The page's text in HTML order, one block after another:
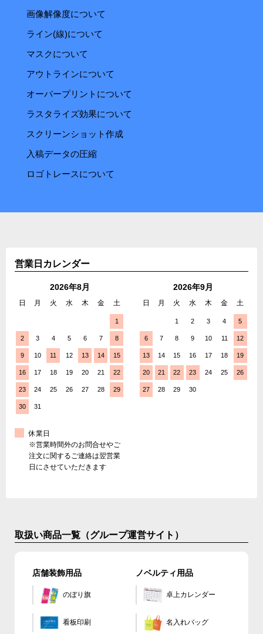
画像解像度について
ライン(線)について
マスクについて
アウトラインについて
オーバープリントについて
ラスタライズ効果について
スクリーンショット作成
入稿データの圧縮
ロゴトレースについて
営業日カレンダー
2026年8月
日 月 火 水 木 金 土
1
2 3 4 5 6 7 8
9 10 11 12 13 14 15
16 17 18 19 20 21 22
23 24 25 26 27 28 29
30 31
2026年9月
日 月 火 水 木 金 土
1 2 3 4 5
6 7 8 9 10 11 12
13 14 15 16 17 18 19
20 21 22 23 24 25 26
27 28 29 30
休業日
※営業時間外のお問合せやご
注文に関するご連絡は翌営業
日にさせていただきます
取扱い商品一覧（グループ運営サイト）
店舗装飾用品
のぼり旗
看板印刷
ノベルティ用品
卓上カレンダー
名入れバッグ